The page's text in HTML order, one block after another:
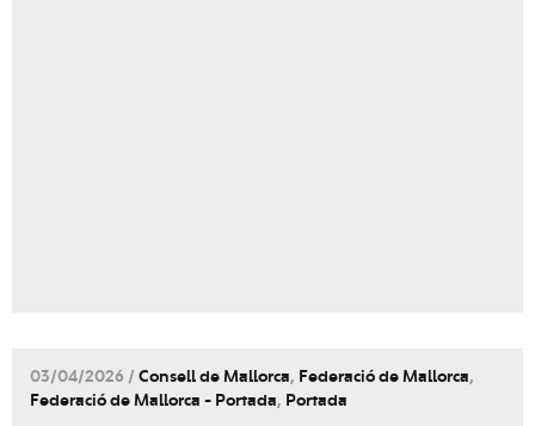
03/04/2026 / Consell de Mallorca, Federació de Mallorca,
Federació de Mallorca - Portada, Portada